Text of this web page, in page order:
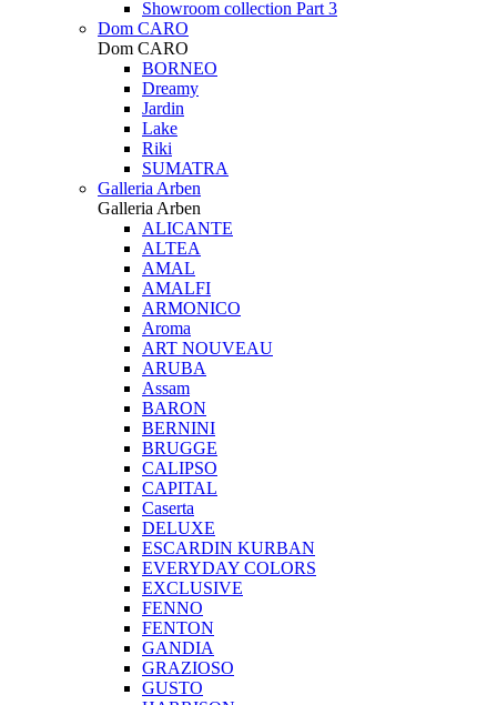
Showroom collection Part 3
Dom CARO
Dom CARO
BORNEO
Dreamy
Jardin
Lake
Riki
SUMATRA
Galleria Arben
Galleria Arben
ALICANTE
ALTEA
AMAL
AMALFI
ARMONICO
Aroma
ART NOUVEAU
ARUBA
Assam
BARON
BERNINI
BRUGGE
CALIPSO
CAPITAL
Caserta
DELUXE
ESCARDIN KURBAN
EVERYDAY COLORS
EXCLUSIVE
FENNO
FENTON
GANDIA
GRAZIOSO
GUSTO